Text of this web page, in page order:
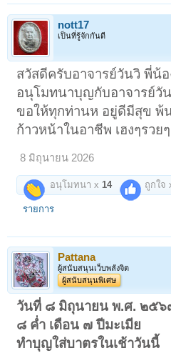
nott17
เป็นที่รู้จักกันดี
สวัสดีครับอาจารย์วันวิ พี่น้
อนุโมทนาบุญกับอาจารย์วั
ขอให้ทุกท่านห อยู่ดีมีสุข พ้
ก้าวหน้าในอาชีพ เฮงๆรวย
8 มิถุนายน 2026
อนุโมทนา x 14 ถูกใจ
รายการ
Pattana
ผู้สนับสนุนเว็บพลังจิต
ผู้สนับสนุนพิเศษ
วันที่ ๘ มิถุนายน พ.ศ. ๒๕๖
๘ ค่ำ เดือน ๗ ปีมะเมีย
ทำบุญใส่บาตรในเช้าวันนี้